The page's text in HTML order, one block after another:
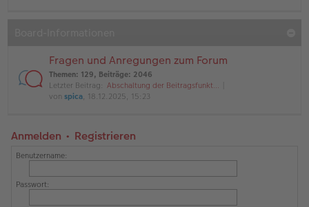
Fragen und Anregungen zum Forum
Themen: 129, Beiträge: 2046
Letzter Beitrag: Abschaltung der Beitragsfunkt…
von spica, 18.12.2025, 15:23
Anmelden • Registrieren
Benutzername:
Passwort: